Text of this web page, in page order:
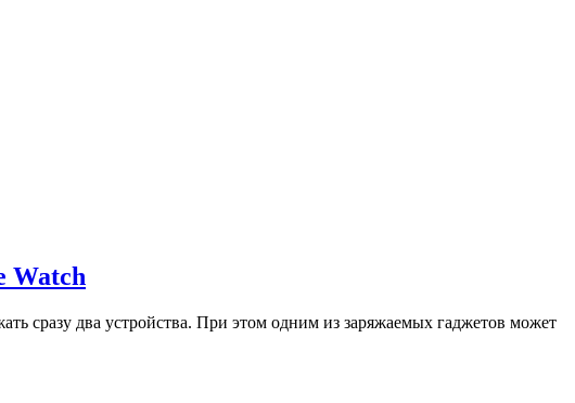
Watch
сразу два устройства. При этом одним из заряжаемых гаджетов может